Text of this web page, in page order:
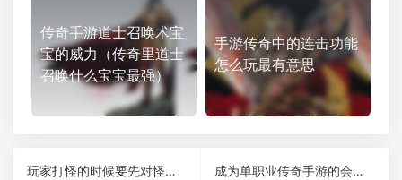
传奇手游道士召唤术宝
宝的威力（传奇里道士
召唤什么宝宝最强）
手游传奇中的连击功能
怎么玩最有意思
玩家打怪的时候要先对怪物进行一轮筛选（玩家打怪升级游戏）
成为单职业传奇手游的会员让玩家升级更轻松（传奇会员平台）